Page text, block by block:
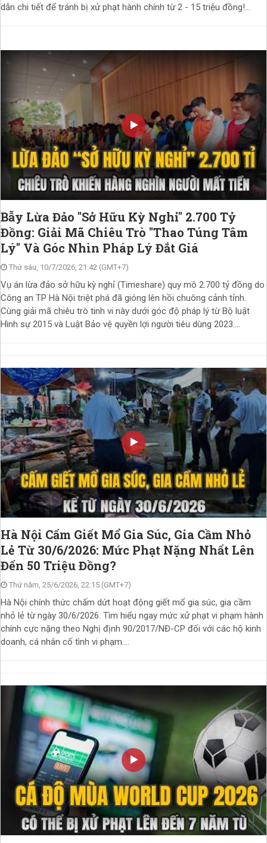
dẫn chi tiết để tránh bị xử phạt hành chính từ 2 - 15 triệu đồng!...
Bẫy Lừa Đảo "Sở Hữu Kỳ Nghỉ" 2.700 Tỷ
Đồng: Giải Mã Chiêu Trò "Thao Túng Tâm
Lý" Và Góc Nhìn Pháp Lý Đắt Giá
Thứ sáu, 10/7/2026, 21:42 (GMT+7)
Vụ án lừa đảo sở hữu kỳ nghỉ (Timeshare) quy mô 2.700 tỷ đồng do
Công an TP Hà Nội triệt phá đã gióng lên hồi chuông cảnh tỉnh.
Cùng giải mã chiêu trò tinh vi này dưới góc độ pháp lý từ Bộ luật
Hình sự 2015 và Luật Bảo vệ quyền lợi người tiêu dùng 2023....
Hà Nội Cấm Giết Mổ Gia Súc, Gia Cầm Nhỏ
Lẻ Từ 30/6/2026: Mức Phạt Nặng Nhất Lên
Đến 50 Triệu Đồng?
Thứ năm, 25/6/2026, 22:15 (GMT+7)
Hà Nội chính thức chấm dứt hoạt động giết mổ gia súc, gia cầm
nhỏ lẻ từ ngày 30/6/2026. Tìm hiểu ngay mức xử phạt vi phạm hành
chính cực nặng theo Nghị định 90/2017/NĐ-CP đối với các hộ kinh
doanh, cá nhân cố tình vi phạm....